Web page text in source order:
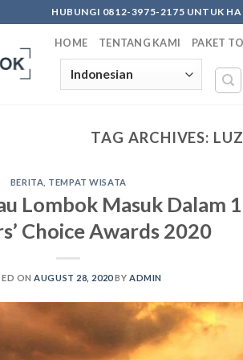
HUBUNGI 0812-3975-2175 UNTUK
HOME TENTANG KAMI PAKET
TAG ARCHIVES:
BERITA TEMPAT WISATA
Lombok Masuk Dalam
Choice Awards 2020
ONAUGUST 28, 2020BY ADMIN